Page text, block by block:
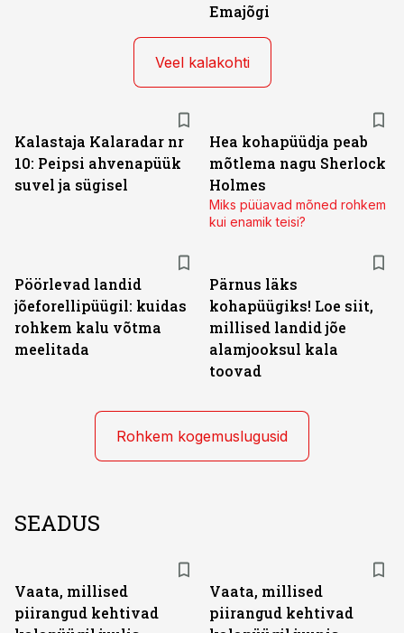
Emajõgi
Veel kalakohti
Kalastaja Kalaradar nr
10: Peipsi ahvenapüük
suvel ja sügisel
Hea kohapüüdja peab
mõtlema nagu Sherlock
Holmes
Miks püüavad mõned rohkem
kui enamik teisi?
Pöörlevad landid
jõeforellipüügil: kuidas
rohkem kalu võtma
meelitada
Pärnus läks
kohapüügiks! Loe siit,
millised landid jõe
alamjooksul kala
toovad
Rohkem kogemuslugusid
SEADUS
Vaata, millised
piirangud kehtivad
Vaata, millised
piirangud kehtivad